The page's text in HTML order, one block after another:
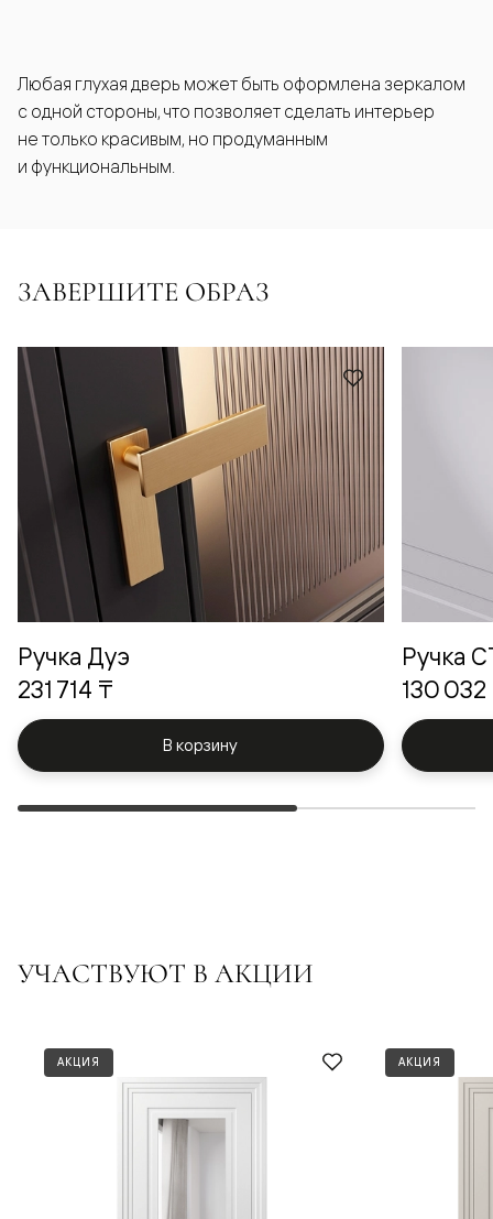
Любая глухая дверь может быть оформлена зеркалом
с одной стороны, что позволяет сделать интерьер
не только красивым, но продуманным
и функциональным.
ЗАВЕРШИТЕ ОБРАЗ
Ручка Дуэ
231 714 ₸
В корзину
Ручка
130 032
УЧАСТВУЮТ В АКЦИИ
АКЦИЯ АКЦИЯ